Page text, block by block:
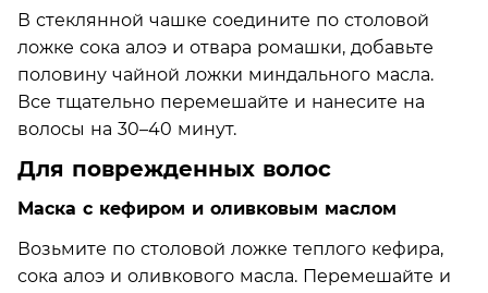
В стеклянной чашке соедините по столовой
ложке сока алоэ и отвара ромашки, добавьте
половину чайной ложки миндального масла.
Все тщательно перемешайте и нанесите на
волосы на 30–40 минут.
Для поврежденных волос
Маска с кефиром и оливковым маслом
Возьмите по столовой ложке теплого кефира,
сока алоэ и оливкового масла. Перемешайте и